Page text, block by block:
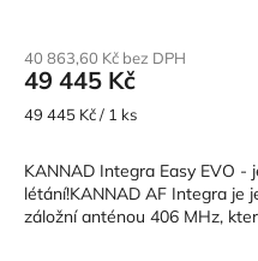
40 863,60 Kč bez DPH
49 445 Kč
Měrná
49 445 Kč / 1 ks
KANNAD Integra Easy EVO -
létání!KANNAD AF Integra je
záložní anténou 406 MHz,